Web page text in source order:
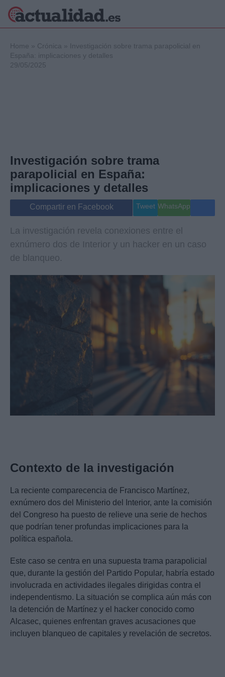
Internacional
Viajes
Gente
Musica
Home » Crónica »
Investigación sobre trama parapolicial en
España: implicaciones y detalles
29/05/2025
Investigación sobre trama
parapolicial en España:
implicaciones y detalles
Compartir en Facebook Tweet WhatsApp
La investigación revela conexiones entre el
exnúmero dos de Interior y un hacker en un caso
de blanqueo.
Contexto de la investigación
La reciente comparecencia de Francisco Martínez,
exnúmero dos del Ministerio del Interior, ante la comisión
del Congreso ha puesto de relieve una serie de hechos
que podrían tener profundas implicaciones para la
política española.
Este caso se centra en una supuesta trama parapolicial
que, durante la gestión del Partido Popular, habría estado
involucrada en actividades ilegales dirigidas contra el
independentismo. La situación se complica aún más con
la detención de Martínez y el hacker conocido como
Alcasec, quienes enfrentan graves acusaciones que
incluyen blanqueo de capitales y revelación de secretos.